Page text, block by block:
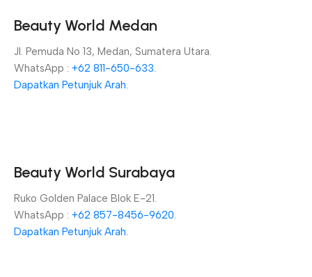
Beauty World Medan
Jl. Pemuda No 13, Medan, Sumatera Utara.
WhatsApp : +62 811-650-633.
Dapatkan Petunjuk Arah.
Beauty World Surabaya
Ruko Golden Palace Blok E-21.
WhatsApp : +62 857-8456-9620.
Dapatkan Petunjuk Arah.